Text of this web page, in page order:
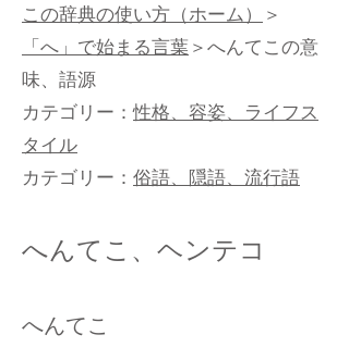
この辞典の使い方（ホーム）＞
「へ」で始まる言葉＞へんてこの意
味、語源
カテゴリー：性格、容姿、ライフス
タイル
カテゴリー： 俗語、隠語、流行語
へんてこ、ヘンテコ
へんてこ